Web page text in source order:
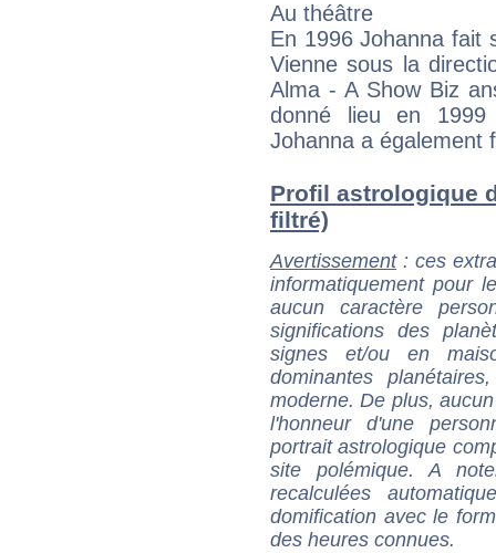
Au théâtre
En 1996 Johanna fait
Vienne sous la
Alma - A Show Biz
donné lieu en
Johanna a également
Profil astrologique
filtré)
Avertissement: ces
informatiquement pour
aucun caractère
significations des
signes et/ou en
dominantes
moderne. De plus,
l'honneur d'une
portrait astrologique
site polémique. A
recalculées
domification avec le
des heures connues.